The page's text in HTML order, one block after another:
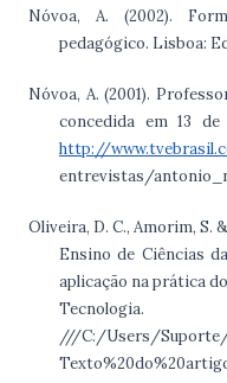
Nóvoa, A. (2002).
pedagógico. Lisboa:
Nóvoa, A. (2001).
concedida em 13 de
http://
entrevistas/
Oliveira, D. C., Amorim, S.
Ensino de Ciências
aplicação na prática
///C:/Users/